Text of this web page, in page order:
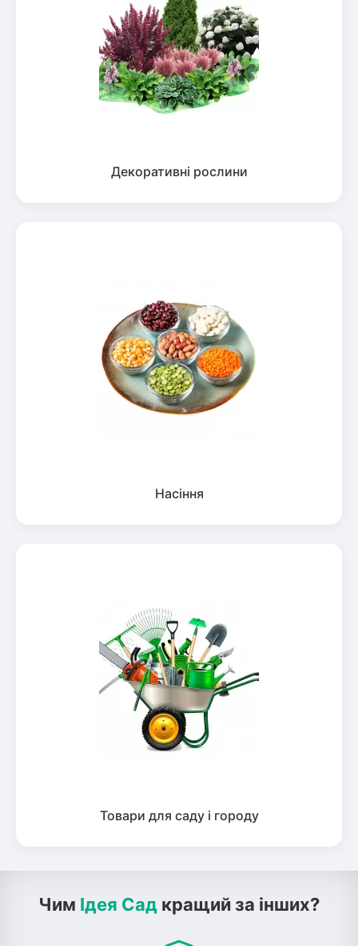
Декоративні рослини
Насіння
Товари для саду і городу
Чим Ідея Сад кращий за інших?